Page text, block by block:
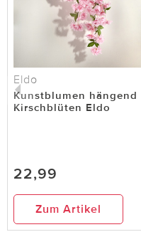
Eldo
Kunstblumen hängend
Kirschblüten Eldo
22,99
Zum Artikel